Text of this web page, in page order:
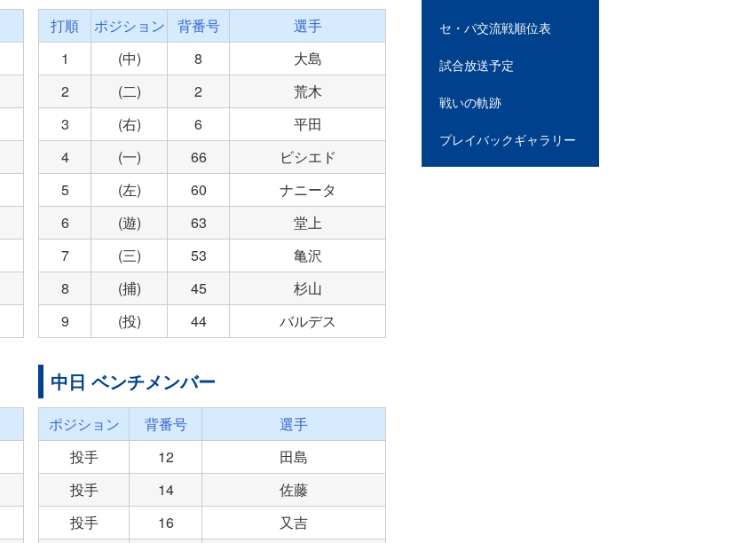
打順 ポジション 背番号
選手
1
(中) 8
大島
2
(二) 2
荒木
3
(右) 6
平田
4
(一) 66
ビシエド
5
(左) 60
ナニータ
6
(遊) 63
堂上
7
(三) 53
亀沢
8
(捕) 45
杉山
9
(投) 44 バルデス
中日 ベンチメンバー
ポジション 背番号
選手
投手
12
田島
投手
14
佐藤
投手
16
又吉
セ・パ交流戦順位表
試合放送予定
戦いの軌跡
プレイバックギャラリー